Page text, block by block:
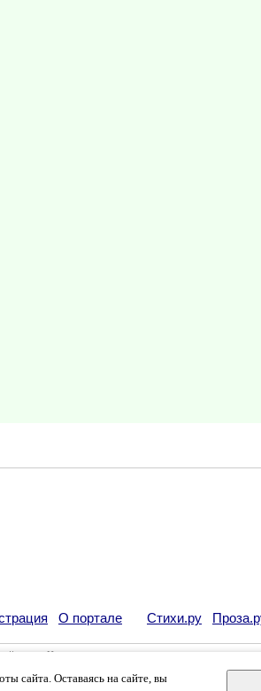
сайта. Оставаясь на сайте, вы
О портале Стихи.ру
в сети Интернет на основании
к которому вы можете обратиться на его авторской
. Данные пользователей обрабатываются на основании